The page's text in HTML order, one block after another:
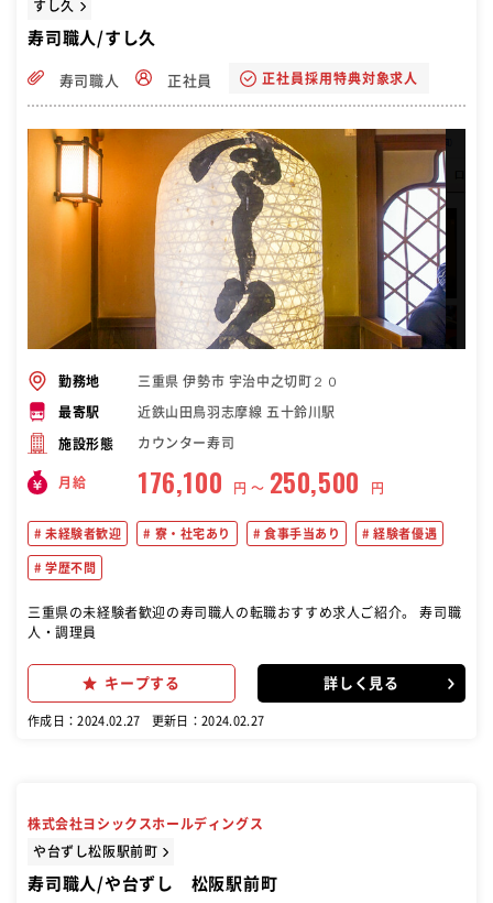
すし久
寿司職人/すし久
寿司職人 正社員 正社員採用特典対象求人
勤務地 三重県 伊勢市 宇治中之切町２０
最寄駅 近鉄山田鳥羽志摩線 五十鈴川駅
施設形態 カウンター寿司
月給 176,100 円 〜 250,500 円
未経験者歓迎 寮・社宅あり 食事手当あり 経験者優遇
学歴不問
三重県の未経験者歓迎の寿司職人の転職おすすめ求人ご紹介。 寿司職
人・調理員
キープする 詳しく見る
作成日：2024.02.27 更新日：2024.02.27
株式会社ヨシックスホールディングス
や台ずし松阪駅前町
寿司職人/や台ずし 松阪駅前町